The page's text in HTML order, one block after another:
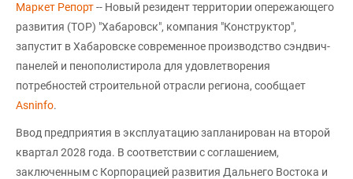
Маркет Репорт-- Новый резидент территории опережающего
развития (ТОР) "Хабаровск", компания "Конструктор",
запустит в Хабаровске современное производство сэндвич-
панелей и пенополистирола для удовлетворения
потребностей строительной отрасли региона, сообщает
Аsninfo.
Ввод предприятия в эксплуатацию запланирован на второй
квартал 2028 года. В соответствии с соглашением,
заключенным с Корпорацией развития Дальнего Востока и